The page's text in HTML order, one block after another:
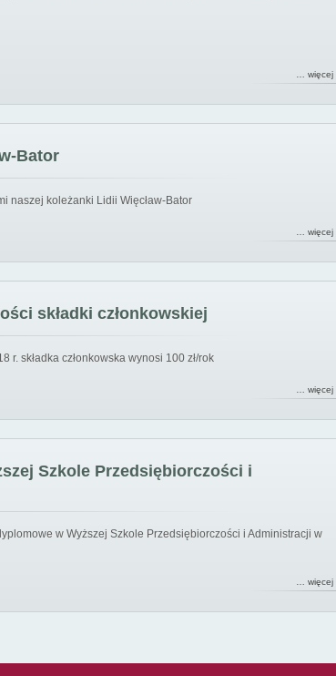
… więcej
Bator
naszej koleżanki Lidii Więcław-Bator
… więcej
składki członkowskiej
r. składka członkowska wynosi 100 zł/rok
… więcej
Szkole Przedsiębiorczości i
w Wyższej Szkole Przedsiębiorczości i Administracji w
… więcej